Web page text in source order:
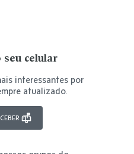
seu celular
interessantes por
atualizado.